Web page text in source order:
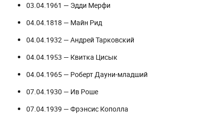
03.04.1961 — Эдди Мерфи
04.04.1818 — Майн Рид
04.04.1932 — Андрей Тарковский
04.04.1953 — Квитка Цисык
04.04.1965 — Роберт Дауни-младший
07.04.1930 — Ив Роше
07.04.1939 — Фрэнсис Кополла